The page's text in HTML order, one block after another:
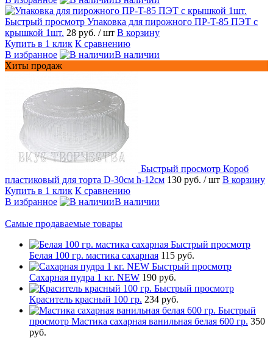
Быстрый просмотр Упаковка для пирожного ПР-T-85 ПЭТ с
крышкой 1шт. 28 руб. / шт В корзину
Купить в 1 клик К сравнению
В избранное
В наличии
Хиты продаж
Быстрый просмотр Короб
пластиковый для торта D-30см h-12см 130 руб. / шт В корзину
Купить в 1 клик К сравнению
В избранное
В наличии
Самые продаваемые товары
Быстрый просмотр
Белая 100 гр. мастика сахарная 115 руб.
Быстрый просмотр
Сахарная пудра 1 кг. NEW 190 руб.
Быстрый просмотр
Краситель красный 100 гр. 234 руб.
Быстрый
просмотр Мастика сахарная ванильная белая 600 гр. 350
руб.